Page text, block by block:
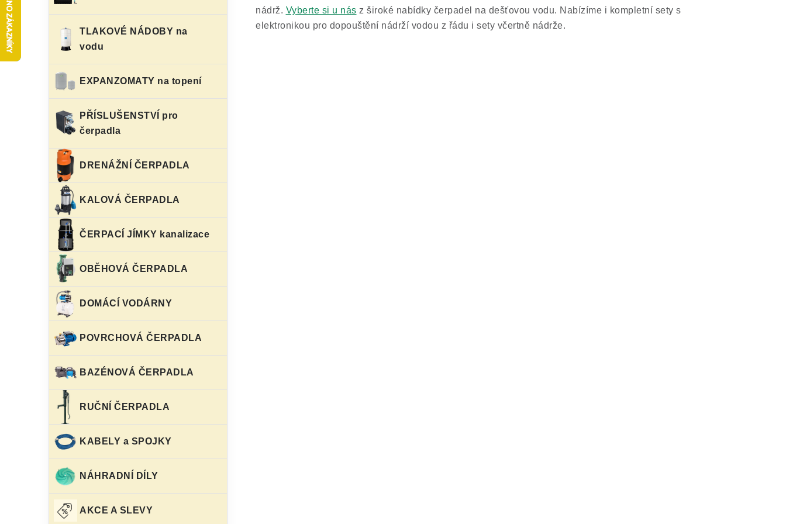
a
n
n
p
a
n
e
r
e
TLAKOVÉ NÁDOBY na
vodu
EXPANZOMATY na topení
PŘÍSLUŠENSTVÍ pro
čerpadla
DRENÁŽNÍ ČERPADLA
KALOVÁ ČERPADLA
ČERPACÍ JÍMKY kanalizace
OBĚHOVÁ ČERPADLA
DOMÁCÍ VODÁRNY
POVRCHOVÁ ČERPADLA
BAZÉNOVÁ ČERPADLA
RUČNÍ ČERPADLA
KABELY a SPOJKY
NÁHRADNÍ DÍLY
AKCE A SLEVY
nádrž. Vyberte si u nás z široké nabídky čerpadel na dešťovou vodu. Nabízíme i kompletní sety s
elektronikou pro dopouštění nádrží vodou z řádu i sety včertně nádrže.